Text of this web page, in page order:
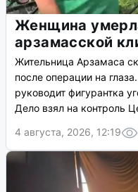
Женщина
арзамасской
Жительница Арзамаса
после операции на
руководит фигурантка
Дело взял на контроль
4 августа, 2026, 12:19